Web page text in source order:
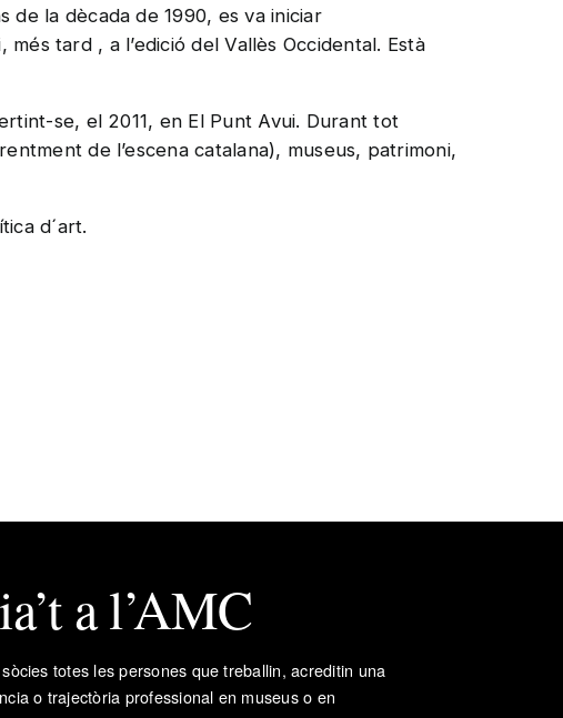
de la dècada de 1990, es va iniciar
tard , a l’edició del Vallès Occidental. Està
se, el 2011, en El Punt Avui. Durant tot
de l’escena catalana), museus, patrimoni,
d´art.
a l’AMC
totes les persones que treballin, acreditin una
o trajectòria professional en museus o en